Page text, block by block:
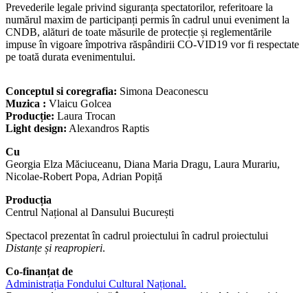
Prevederile legale privind siguranța spectatorilor, referitoare la
numărul maxim de participanți permis în cadrul unui eveniment la
CNDB, alături de toate măsurile de protecție și reglementările
impuse în vigoare împotriva răspândirii CO-VID19 vor fi respectate
pe toată durata evenimentului.
Conceptul si coregrafia: Simona Deaconescu
Muzica : Vlaicu Golcea
Producție: Laura Trocan
Light design: Alexandros Raptis
Cu
Georgia Elza Măciuceanu, Diana Maria Dragu, Laura Murariu,
Nicolae-Robert Popa, Adrian Popiță
Producția
Centrul Național al Dansului București
Spectacol prezentat în cadrul proiectului în cadrul proiectului
Distanțe și reapropieri.
Co-finanțat de
Administrația Fondului Cultural Național.